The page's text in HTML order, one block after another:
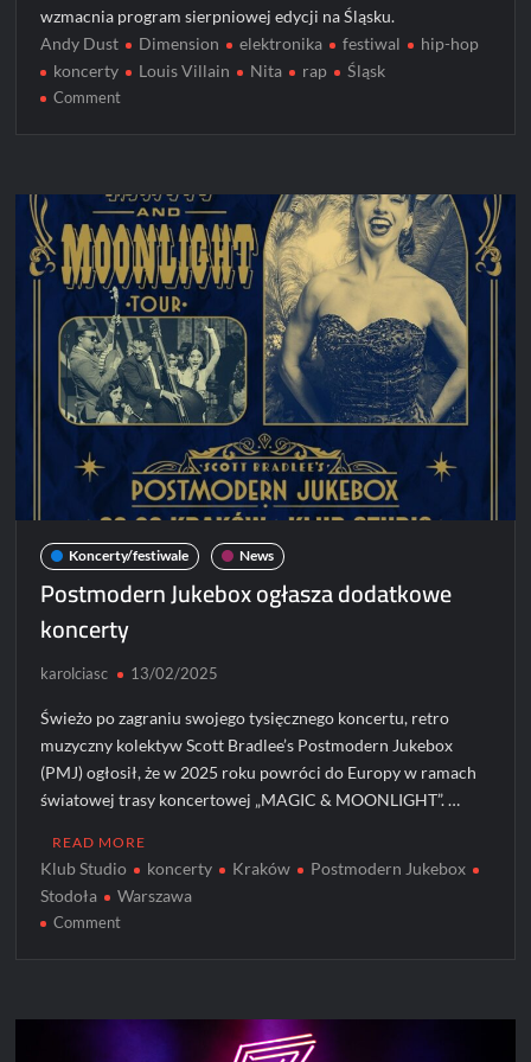
wzmacnia program sierpniowej edycji na Śląsku.
Andy Dust
Dimension elektronika festiwal
hip-hop
koncerty
Louis Villain Nita rap Śląsk
Commenton
Louis
Villain
Nita
w
programie
Fajer
Festiwal
Koncerty/festiwale News
Postmodern Jukebox ogłasza dodatkowe
koncerty
karolciasc 13/02/2025
Świeżo po zagraniu swojego tysięcznego koncertu, retro
muzyczny kolektyw Scott Bradlee’s Postmodern Jukebox
(PMJ) ogłosił, że w 2025 roku powróci do Europy w ramach
światowej trasy koncertowej „MAGIC & MOONLIGHT”. …
READ MORE
Klub Studio koncerty Kraków
Postmodern Jukebox
Stodoła
Warszawa
Commenton
dodatkowe
koncerty